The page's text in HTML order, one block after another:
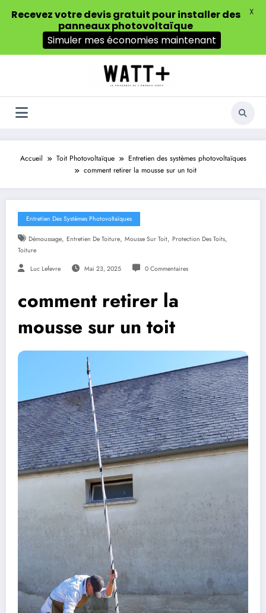
Accueil Toit Photovoltaïque
Entretien des systèmes photovoltaïques
comment retirer la mousse sur un toit
Entretien Des Systèmes Photovoltaïques
Démoussage, Entretien De Toiture, Mousse Sur Toit, Protection Des Toits,
Toiture
Luc Lefevre Mai 23, 2025 0 Commentaires
comment retirer la
mousse sur un toit
Recevez votre devis gratuit pour installer des
panneaux photovoltaïque
Simuler mes économies maintenant
X